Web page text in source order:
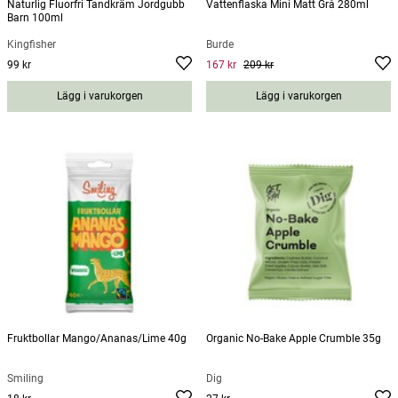
Naturlig Fluorfri Tandkräm Jordgubb
Barn 100ml
Kingfisher
Pris
99 kr
Lägg i varukorgen
Vattenflaska Mini Matt Grå 280ml
Burde
Current price
Previous
209 kr
167 kr 209 kr
Lägg i varukorgen
Fruktbollar Mango/Ananas/Lime 40g
Smiling
Organic No-Bake Apple Crumble 35g
Dig